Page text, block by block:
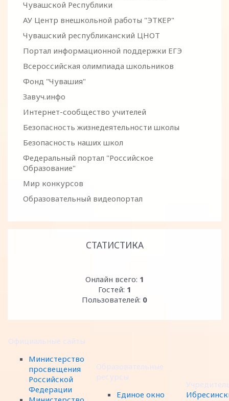
Чувашской Республики
АУ Центр внешкольной работы "ЭТКЕР"
Чувашский республиканский ЦНОТ
Портал информационной поддержки ЕГЭ
Всероссийская олимпиада школьников
Фонд "Чувашия"
Завуч.инфо
Интернет-сообщество учителей
Безопасность жизнедеятельности школы
Безопасность наших школ
Федеральный портал "Российское
Образование"
Мир конкурсов
Образовательный видеопортал
СТАТИСТИКА
Онлайн всего: 1
Гостей: 1
Пользователей: 0
Официальные сайты
Министерство
просвещения
Российской
Федерации
Образовательные
ресурсы
Единое окно